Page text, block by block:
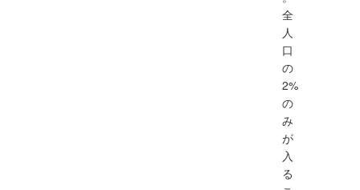
全
人
口
の
2%
の
み
が
入
る